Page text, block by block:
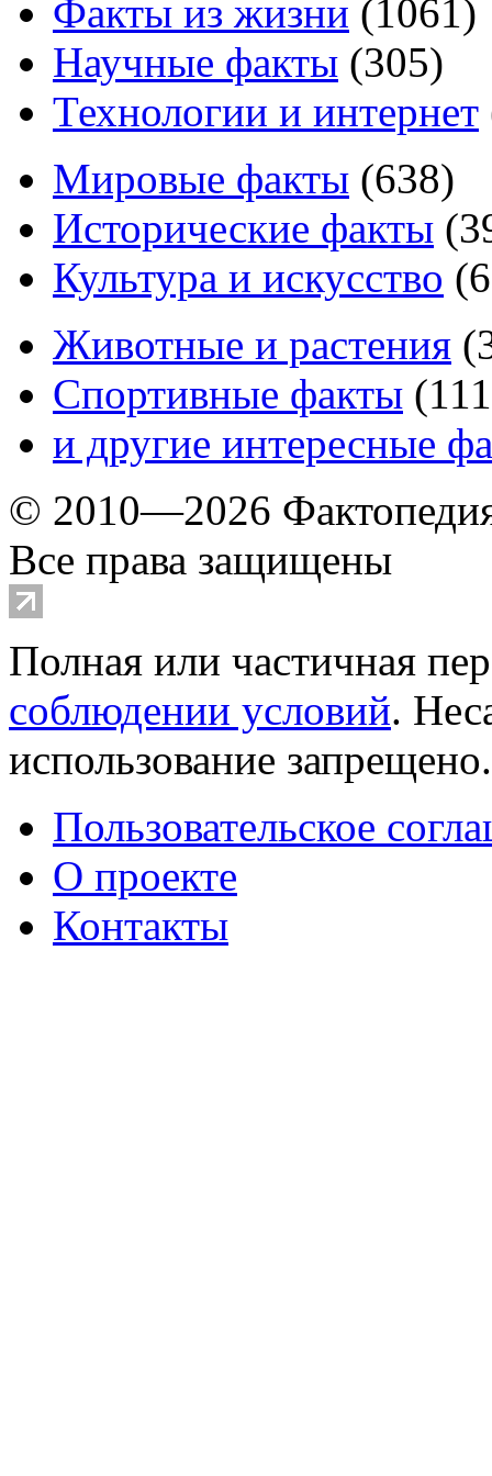
Факты из жизни (1061)
Научные факты (305)
Технологии и интернет
Мировые факты (638)
Исторические факты (
Культура и искусство (
Животные и растения (
Спортивные факты (111
и другие интересные
© 2010—2026
Все права защищены
Полная или частичная
соблюдении условий.
использование
Пользовательское
О проекте
Контакты